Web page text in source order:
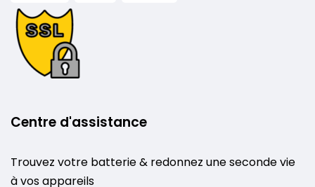
Centre d'assistance
Trouvez votre batterie & redonnez une seconde vie
à vos appareils